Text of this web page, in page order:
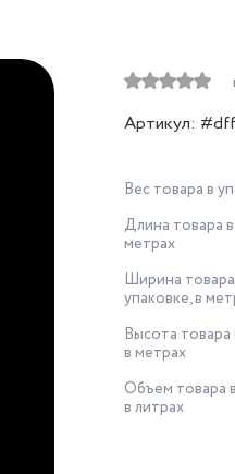
Артикул:
Вес товара в
Длина товара в
метрах
Ширина
упаковке, в
Высота товара
в метрах
Объем товара
в литрах